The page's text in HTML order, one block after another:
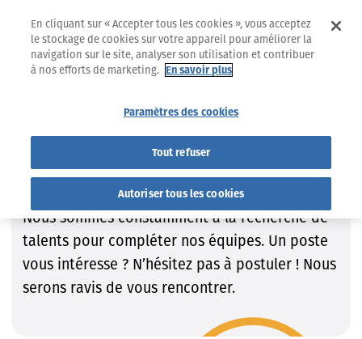
Trouvez le job qui VOUS convient !
Trouvez le job qui VOUS
convient !
Nous sommes constamment à la recherche de
talents pour compléter nos équipes. Un poste
vous intéresse ? N’hésitez pas à postuler ! Nous
serons ravis de vous rencontrer.
En cliquant sur « Accepter tous les cookies », vous acceptez
le stockage de cookies sur votre appareil pour améliorer la
navigation sur le site, analyser son utilisation et contribuer
à nos efforts de marketing. En savoir plus
Paramètres des cookies
Tout refuser
Autoriser tous les cookies